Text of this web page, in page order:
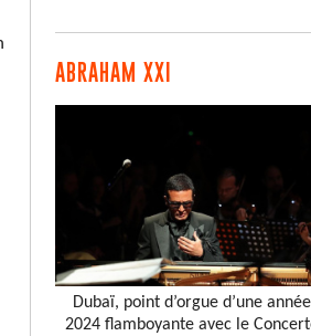
ABRAHAM XXI
Dubaï, point d’orgue d’une année
2024 flamboyante avec le